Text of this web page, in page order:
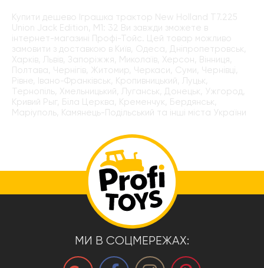
Купити дешево Іграшка трактор New Holland Т7.225
Union Jack Edition, M1: 32 Ви завжди зможете в
інтернет-магазині Профі-Тойс. Цей товар можливо
замовити з доставкою в Київ, Одеса, Дніпропетровськ,
Харків, Львів, Запоріжжя, Миколаїв, Херсон, Вінниця,
Полтава, Чернігів, Житомир, Черкаси, Суми, Чернівці,
Рівне, Івано-Франківськ, Кропивницький, Луцьк,
Тернопіль, Хмельницький, Луганськ, Донецьк, Ужгород,
Кривий Рыг, Біла Церква, Кременчук, Бердянськ,
Маріуполь, Камянець-Подільський та інші міста України
МИ В СОЦМЕРЕЖАХ: